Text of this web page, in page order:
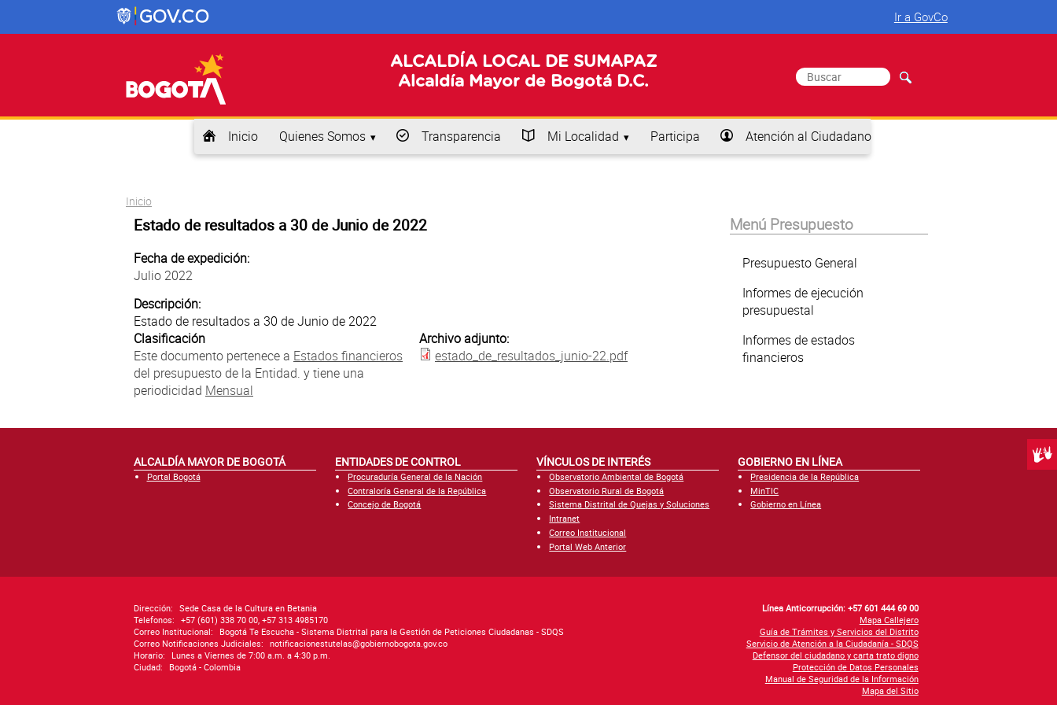
Ir a GovCo
ALCALDÍA LOCAL DE SUMAPAZ
Alcaldía Mayor de Bogotá D.C.
Formulario de búsqueda
Buscar
Inicio Quienes Somos Transparencia Mi Localidad Participa Atención al Ciudadano
Usted está aquí
Inicio
Estado de resultados a 30 de Junio de 2022
Fecha de expedición:
Julio 2022
Descripción:
Estado de resultados a 30 de Junio de 2022
Clasificación
Este documento pertenece a Estados financieros
del presupuesto de la Entidad. y tiene una
periodicidad Mensual
Archivo adjunto:
estado_de_resultados_junio-22.pdf
Menú Presupuesto
Presupuesto General
Informes de ejecución
presupuestal
Informes de estados
financieros
ALCALDÍA MAYOR DE BOGOTÁ
Portal Bogotá
ENTIDADES DE CONTROL
Procuraduría General de la Nación
Contraloría General de la República
Concejo de Bogotá
VÍNCULOS DE INTERÉS
Observatorio Ambiental de Bogotá
Observatorio Rural de Bogotá
Sistema Distrital de Quejas y Soluciones
Intranet
Correo Institucional
Portal Web Anterior
GOBIERNO EN LÍNEA
Presidencia de la República
MinTIC
Gobierno en Línea
Dirección: Sede Casa de la Cultura en Betania
Telefonos: +57 (601) 338 70 00, +57 313 4985170
Correo Institucional:
Bogotá Te Escucha - Sistema Distrital para la Gestión de Peticiones Ciudadanas - SDQS
Correo Notificaciones Judiciales: notificacionestutelas@gobiernobogota.gov.co
Horario:
Lunes a Viernes de 7:00 a.m. a 4:30 p.m.
Ciudad:
Bogotá - Colombia
Línea Anticorrupción: +57 601 444 69 00
Mapa Callejero
Guía de Trámites y Servicios del Distrito
Servicio de Atención a la Ciudadanía - SDQS
Defensor del ciudadano y carta trato digno
Protección de Datos Personales
Manual de Seguridad de la Información
Mapa del Sitio